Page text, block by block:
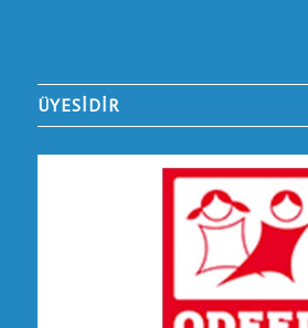
ÜYESİDİR